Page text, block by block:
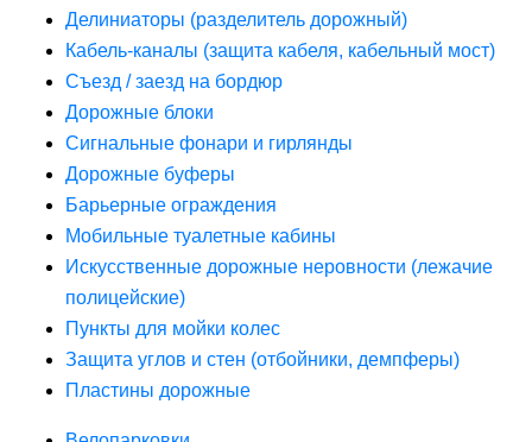
Делиниаторы (разделитель дорожный)
Кабель-каналы (защита кабеля, кабельный мост)
Съезд / заезд на бордюр
Дорожные блоки
Сигнальные фонари и гирлянды
Дорожные буферы
Барьерные ограждения
Мобильные туалетные кабины
Искусственные дорожные неровности (лежачие
полицейские)
Пункты для мойки колес
Защита углов и стен (отбойники, демпферы)
Пластины дорожные